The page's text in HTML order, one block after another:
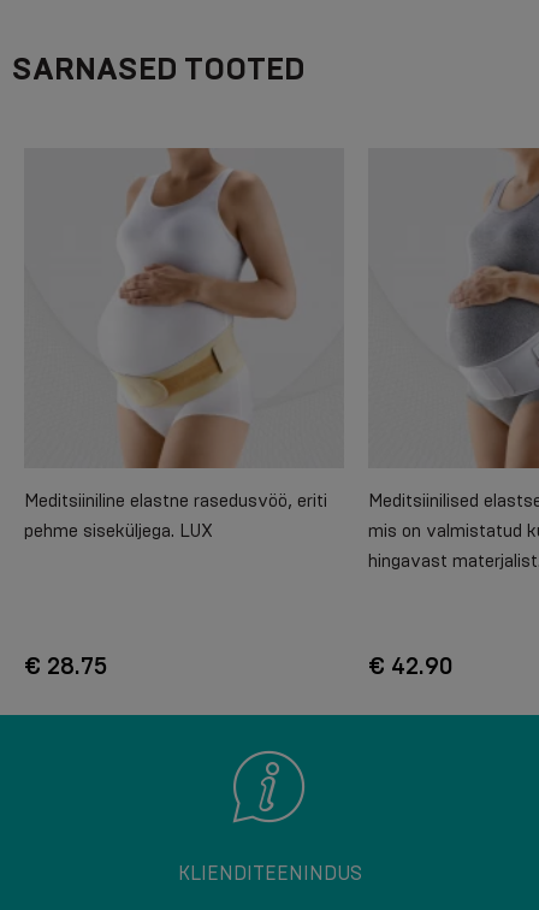
SARNASED TOOTED
Meditsiiniline elastne rasedusvöö, eriti
pehme siseküljega. LUX
€ 28.75
Meditsiinilised
mis on valmistatud
hingavast
€ 42.90
KLIENDITEENINDUS